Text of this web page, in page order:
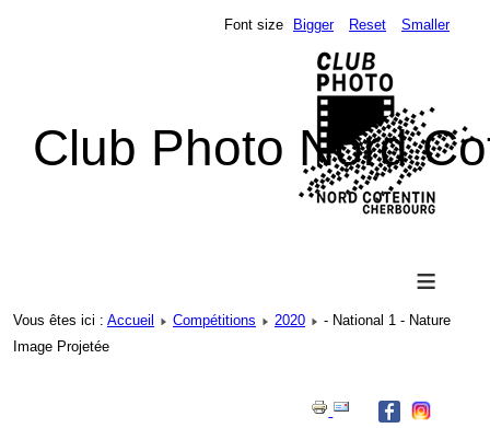
Club Photo Nord
Font size Bigger Reset Smaller
≡
Vous êtes ici : Accueil Compétitions 2020
- National 1 - Nature
Image Projetée